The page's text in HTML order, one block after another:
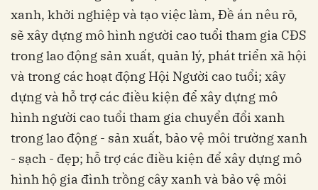
xanh, khởi nghiệp và tạo việc làm, Đề án nêu rõ,
sẽ xây dựng mô hình người cao tuổi tham gia CĐS
trong lao động sản xuất, quản lý, phát triển xã hội
và trong các hoạt động Hội Người cao tuổi; xây
dựng và hỗ trợ các điều kiện để xây dựng mô
hình người cao tuổi tham gia chuyển đổi xanh
trong lao động - sản xuất, bảo vệ môi trường xanh
- sạch - đẹp; hỗ trợ các điều kiện để xây dựng mô
hình hộ gia đình trồng cây xanh và bảo vệ môi